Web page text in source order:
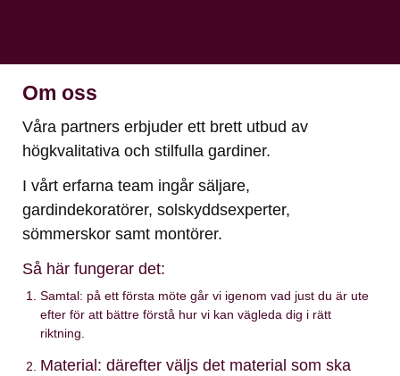
Om oss
Våra partners erbjuder ett brett utbud av
högkvalitativa och stilfulla gardiner.
I vårt erfarna team ingår säljare,
gardindekoratörer, solskyddsexperter,
sömmerskor samt montörer.
Så här fungerar det:
Samtal: på ett första möte går vi igenom vad just du är ute
efter för att bättre förstå hur vi kan vägleda dig i rätt
riktning.
Material: därefter väljs det material som ska